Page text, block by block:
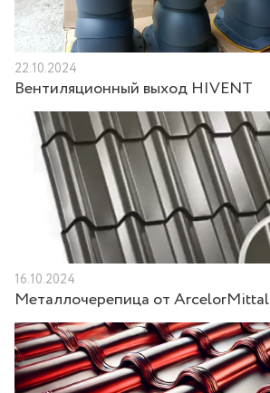
22.10.2024
Вентиляционный выход HIVENT
16.10.2024
Металлочерепица от ArcelorMittal